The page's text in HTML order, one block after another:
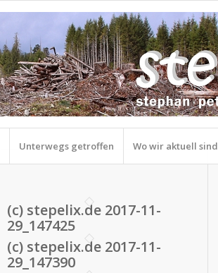
Unterwegs getroffen Wo wir aktuell sind
(c) stepelix.de 2017-11-
29_147425
(c) stepelix.de 2017-11-
29_147390